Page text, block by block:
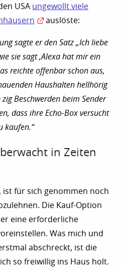
USA ungewollt viele
auslöste:
sagte er den Satz „Ich liebe
sie sagt ‚Alexa hat mir ein
reichte offenbar schon aus,
Haushalten hellhörig
Beschwerden beim Sender
dass ihre Echo-Box versucht
kaufen.“
in Zeiten
ist für sich genommen noch
Die Kauf-Option
eine erforderliche
Was mich und
abschreckt, ist die
so freiwillig ins Haus holt.